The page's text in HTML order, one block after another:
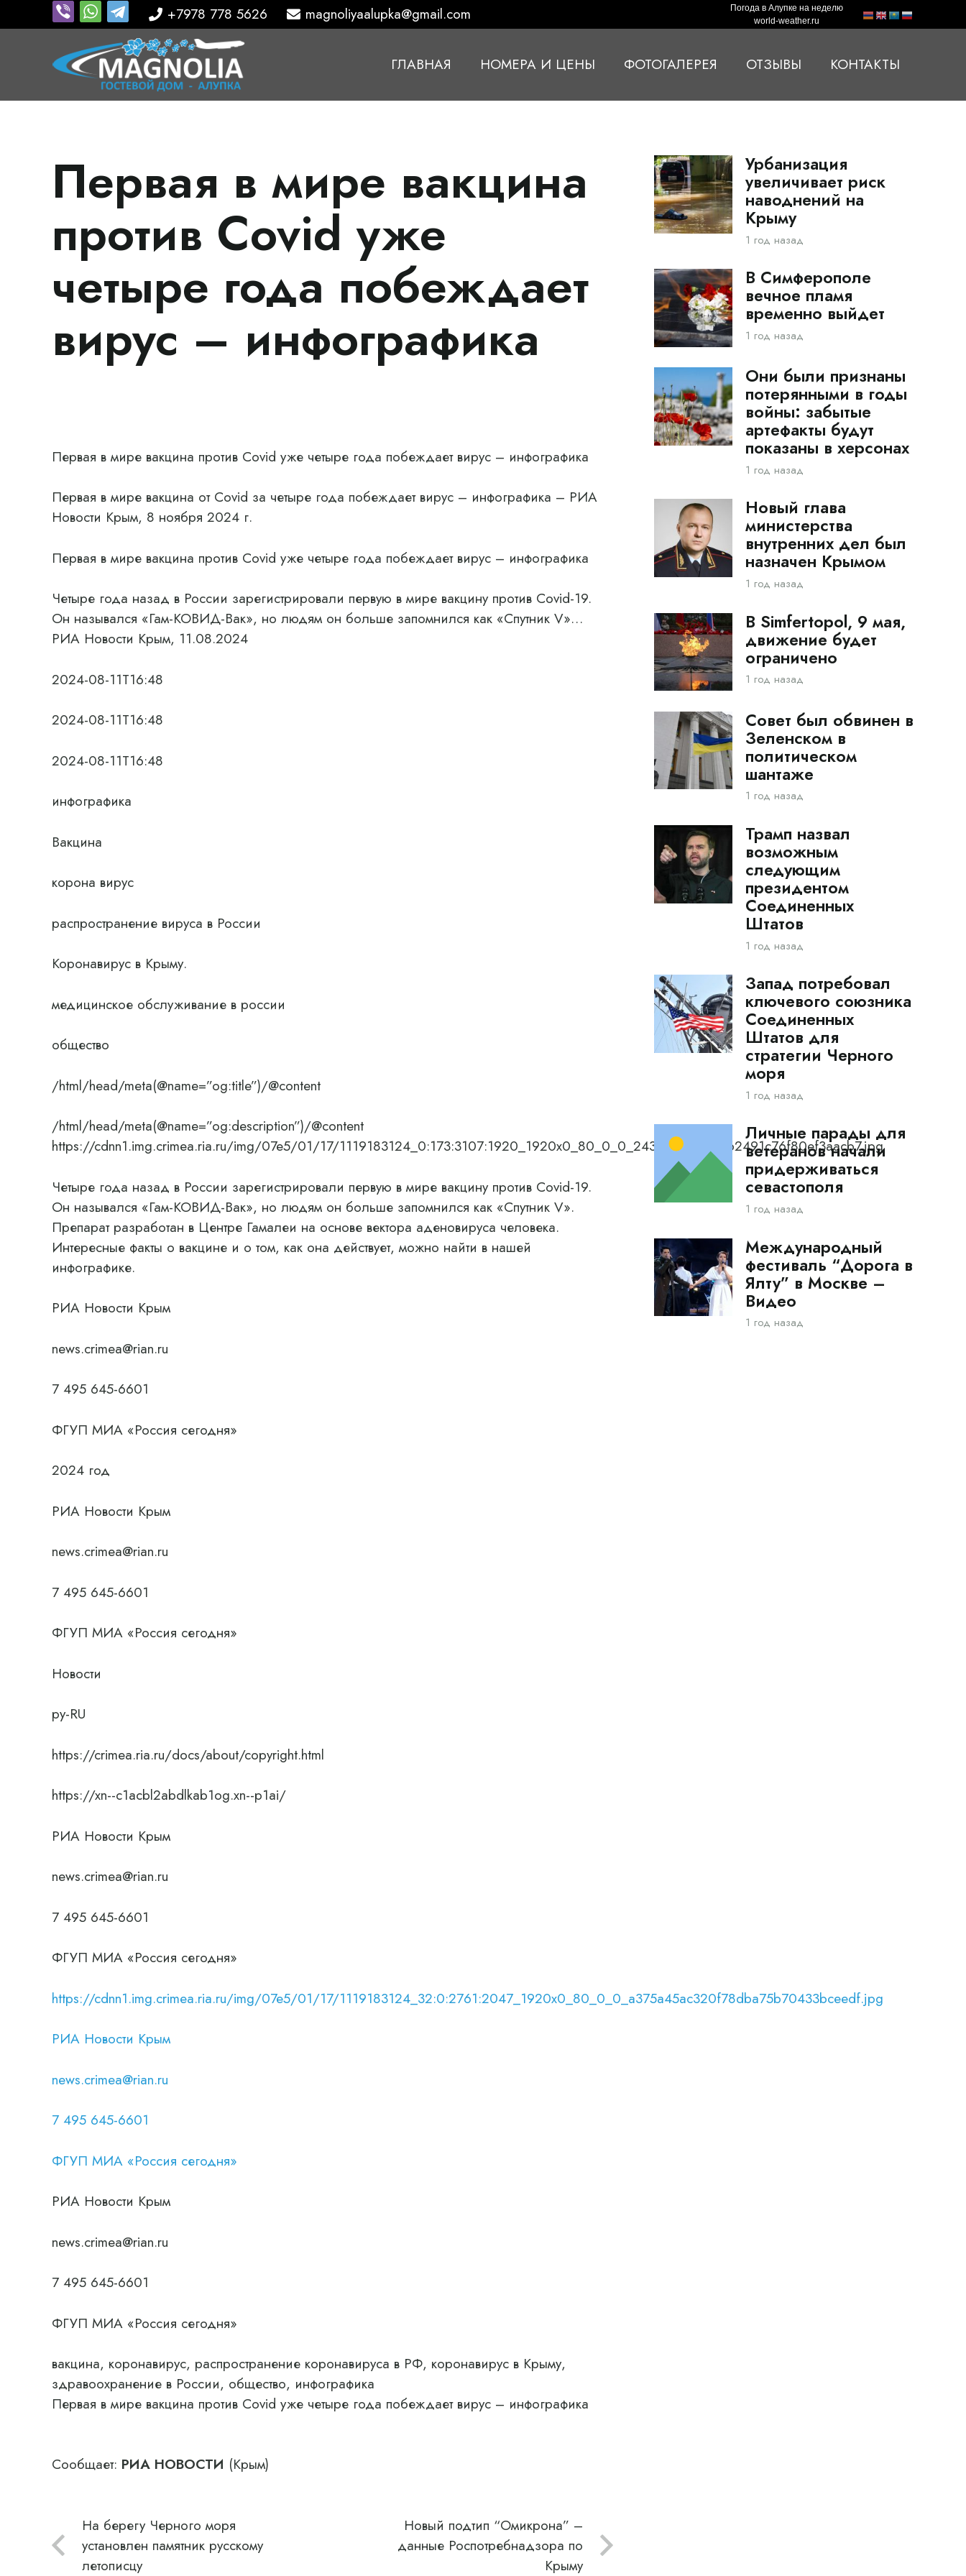
+7978 778 5626 magnoliyaalupka@gmail.com
Погода в Алупке на неделю
world-weather.ru
ГЛАВНАЯ НОМЕРА И ЦЕНЫ ФОТОГАЛЕРЕЯ ОТЗЫВЫ КОНТАКТЫ
Первая в мире вакцина
против Covid уже
четыре года побеждает
вирус – инфографика
Первая в мире вакцина против Covid уже четыре года побеждает вирус – инфографика
Первая в мире вакцина от Covid за четыре года побеждает вирус – инфографика – РИА
Новости Крым, 8 ноября 2024 г.
Первая в мире вакцина против Covid уже четыре года побеждает вирус – инфографика
Четыре года назад в России зарегистрировали первую в мире вакцину против Covid-19.
Он назывался «Гам-КОВИД-Вак», но людям он больше запомнился как «Спутник V»…
РИА Новости Крым, 11.08.2024
2024-08-11T16:48
2024-08-11T16:48
2024-08-11T16:48
инфографика
Вакцина
корона вирус
распространение вируса в России
Коронавирус в Крыму.
медицинское обслуживание в россии
общество
/html/head/meta(@name=”og:title”)/@content
/html/head/meta(@name=”og:description”)/@content
https://cdnn1.img.crimea.ria.ru/img/07e5/01/17/1119183124_0:173:3107:1920_1920x0_80_0_0_243eac3724fe662491c76f80ef3aacb7.jpg
Четыре года назад в России зарегистрировали первую в мире вакцину против Covid-19.
Он назывался «Гам-КОВИД-Вак», но людям он больше запомнился как «Спутник V».
Препарат разработан в Центре Гамалеи на основе вектора аденовируса человека.
Интересные факты о вакцине и о том, как она действует, можно найти в нашей
инфографике.
РИА Новости Крым
news.crimea@rian.ru
7 495 645-6601
ФГУП МИА «Россия сегодня»
2024 год
РИА Новости Крым
news.crimea@rian.ru
7 495 645-6601
ФГУП МИА «Россия сегодня»
Новости
ру-RU
https://crimea.ria.ru/docs/about/copyright.html
https://xn--c1acbl2abdlkab1og.xn--p1ai/
РИА Новости Крым
news.crimea@rian.ru
7 495 645-6601
ФГУП МИА «Россия сегодня»
https://cdnn1.img.crimea.ria.ru/img/07e5/01/17/1119183124_32:0:2761:2047_1920x0_80_0_0_a375a45ac320f78dba75b70433bceedf.jpg
РИА Новости Крым
news.crimea@rian.ru
7 495 645-6601
ФГУП МИА «Россия сегодня»
РИА Новости Крым
news.crimea@rian.ru
7 495 645-6601
ФГУП МИА «Россия сегодня»
вакцина, коронавирус, распространение коронавируса в РФ, коронавирус в Крыму,
здравоохранение в России, общество, инфографика
Первая в мире вакцина против Covid уже четыре года побеждает вирус – инфографика
Сообщает: РИА НОВОСТИ (Крым)
На берегу Черного моря
установлен памятник русскому
летописцу
Новый подтип “Омикрона” –
данные Роспотребнадзора по
Крыму
Урбанизация
увеличивает риск
наводнений на
Крыму
1 год назад
В Симферополе
вечное пламя
временно выйдет
1 год назад
Они были признаны
потерянными в годы
войны: забытые
артефакты будут
показаны в херсонах
1 год назад
Новый глава
министерства
внутренних дел был
назначен Крымом
1 год назад
В Simfertopol, 9 мая,
движение будет
ограничено
1 год назад
Совет был обвинен в
Зеленском в
политическом
шантаже
1 год назад
Трамп назвал
возможным
следующим
президентом
Соединенных
Штатов
1 год назад
Запад потребовал
ключевого союзника
Соединенных
Штатов для
стратегии Черного
моря
1 год назад
Личные парады для
ветеранов начали
придерживаться
севастополя
1 год назад
Международный
фестиваль “Дорога в
Ялту” в Москве –
Видео
1 год назад